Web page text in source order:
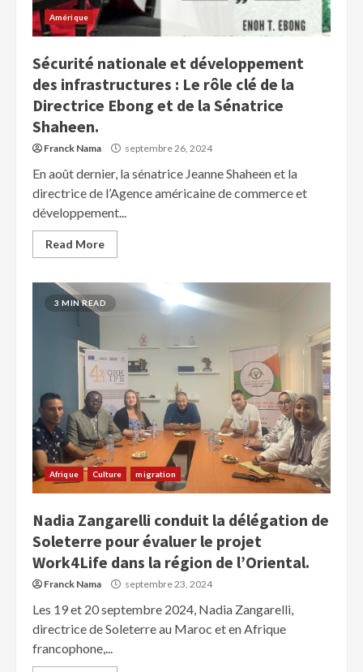
Amérique
Sécurité nationale et développement
des infrastructures : Le rôle clé de la
Directrice Ebong et de la Sénatrice
Shaheen.
Franck Nama septembre 26, 2024
En août dernier, la sénatrice Jeanne Shaheen et la
directrice de l’Agence américaine de commerce et
développement...
Read More
3 MIN READ
Afrique Culture migration
Nadia Zangarelli conduit la délégation de
Soleterre pour évaluer le projet
Work4Life dans la région de l’Oriental.
Franck Nama septembre 23, 2024
Les 19 et 20 septembre 2024, Nadia Zangarelli,
directrice de Soleterre au Maroc et en Afrique
francophone,...